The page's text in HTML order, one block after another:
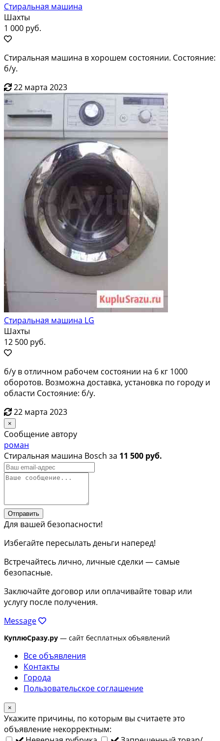
Стиральная машина
Шахты
1 000 руб.
Стиральная машина в хорошем состоянии. Состояние:
б/у.
22 марта 2023
Стиральная машина LG
Шахты
12 500 руб.
б/у в отличном рабочем состоянии на 6 кг 1000
оборотов. Возможна доставка, установка по городу и
области Состояние: б/у.
22 марта 2023
×
Сообщение автору
роман
Стиральная машина Bosch за 11 500 руб.
Отправить
Для вашей безопасности!
Избегайте пересылать деньги наперед!
Встречайтесь лично, личные сделки — самые
безопасные.
Заключайте договор или оплачивайте товар или
услугу после получения.
Message
КуплюСразу.ру — сайт бесплатных объявлений
Все объявления
Контакты
Города
Пользовательское соглашение
×
Укажите причины, по которым вы считаете это
объявление некорректным: